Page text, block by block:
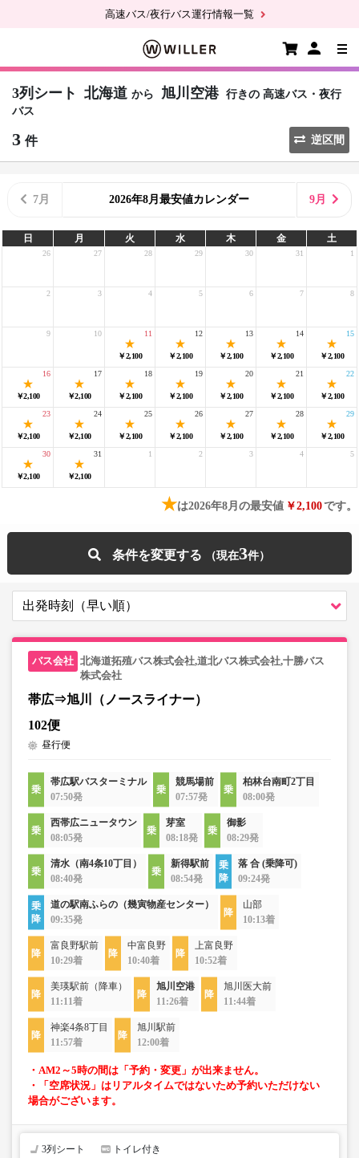
高速バス/夜行バス運行情報一覧
3列シート 北海道 から 旭川空港 行きの 高速バス・夜行
バス
3 件 逆区間
7月 2026年8月最安値カレンダー 9月
日 月 火 水 木 金 土
26 27 28 29 30 31 1
2 3 4 5 6 7 8
9 10
￥2,100
11
￥2,100
12
￥2,100
13
￥2,100
14
￥2,100
15
￥2,100
16
￥2,100
17
￥2,100
18
￥2,100
19
￥2,100
20
￥2,100
21
￥2,100
22
￥2,100
23
￥2,100
24
￥2,100
25
￥2,100
26
￥2,100
27
￥2,100
28
￥2,100
29
￥2,100
30
￥2,100
31 1 2 3 4 5
★は2026年8月の最安値 ￥2,100です。
条件を変更する 3
北海道拓殖バス株式会社,道北バス株式会社,十勝バス
株式会社
帯広⇒旭川（ノースライナー）
102便
昼行便
帯広駅バスターミナル
07:50発
競馬場前
07:57発
柏林台南町2丁目
08:00発
西帯広ニュータウン
08:05発
芽室
08:18発
御影
08:29発
清水（南4条10丁目）
08:40発
新得駅前
08:54発
落 合 (乗降可)
09:24発
道の駅南ふらの（幾寅物産センター）
09:35発
山部
10:13着
富良野駅前
10:29着
中富良野
10:40着
上富良野
10:52着
美瑛駅前（降車）
11:11着
旭川空港
11:26着
旭川医大前
11:44着
神楽4条8丁目
11:57着
旭川駅前
12:00着
・AM2～5時の間は「予約・変更」が出来ません。
・「空席状況」はリアルタイムではないため予約いただけない
場合がございます。
3列シート トイレ付き